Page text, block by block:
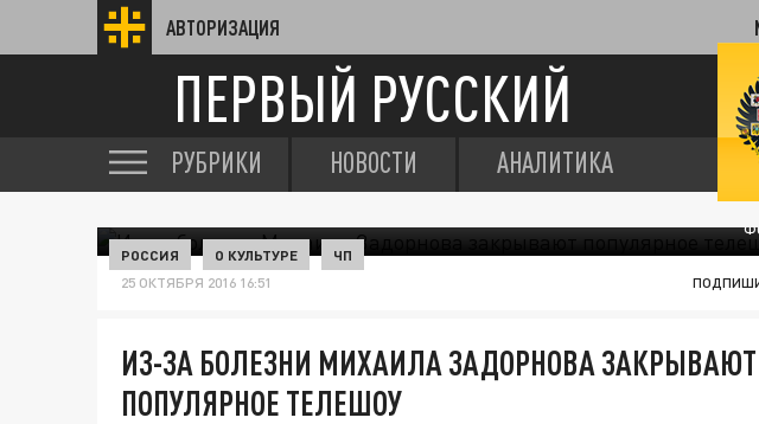
АВТОРИЗАЦИЯ
ПЕРВЫЙ РУССКИЙ
РУБРИКИ НОВОСТИ АНАЛИТИКА
РОССИЯ О КУЛЬТУРЕ ЧП
25 ОКТЯБРЯ 2016 16:51
ИЗ-ЗА БОЛЕЗНИ МИХАИЛА ЗАДОРНОВА ЗАКРЫВАЮТ
ПОПУЛЯРНОЕ ТЕЛЕШОУ